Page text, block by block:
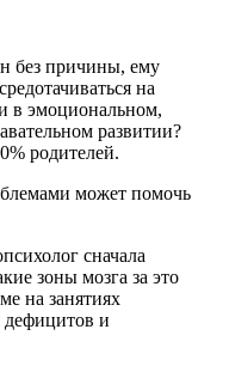
без причины, ему
на
в эмоциональном,
развитии?
родителей.
может помочь
сначала
зоны мозга за это
на занятиях
и